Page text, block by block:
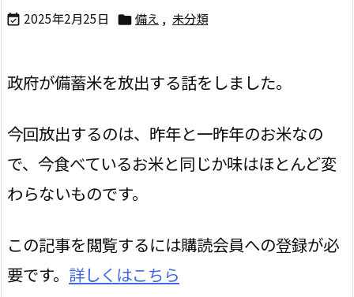
 2025年2月25日  備え , 未分類
政府が備蓄米を放出する話をしました。
今回放出するのは、昨年と一昨年のお米なの
で、今食べているお米と同じか味はほとんど変
わらないものです。
この記事を閲覧するには購読会員への登録が必
要です。 詳しくはこちら